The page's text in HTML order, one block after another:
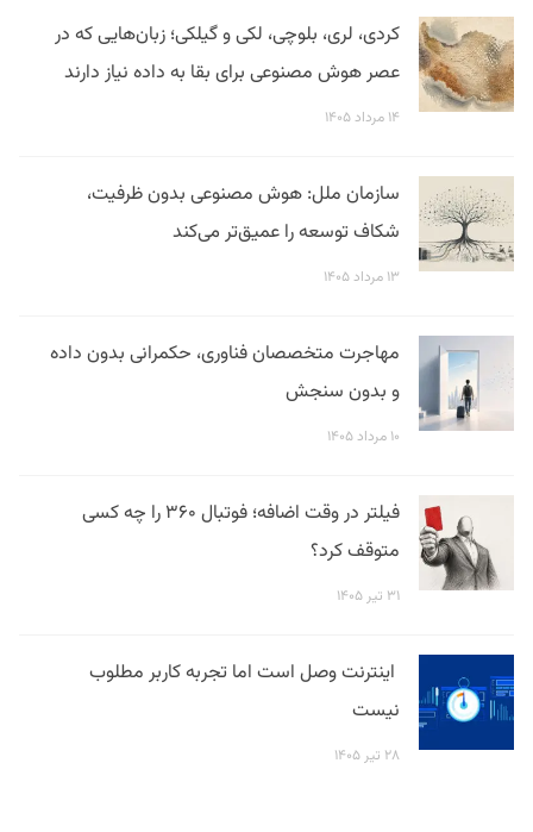
کردی، لری، بلوچی، لکی و گیلکی؛ زبان‌هایی که در
عصر هوش مصنوعی برای بقا به داده نیاز دارند
۱۴ مرداد ۱۴۰۵
سازمان ملل: هوش مصنوعی بدون ظرفیت،
شکاف توسعه را عمیق‌تر می‌کند
۱۳ مرداد ۱۴۰۵
مهاجرت متخصصان فناوری، حکمرانی بدون داده
و بدون سنجش
۱۰ مرداد ۱۴۰۵
فیلتر در وقت اضافه؛ فوتبال ۳۶۰ را چه کسی
متوقف کرد؟
۳۱ تیر ۱۴۰۵
اینترنت وصل است اما تجربه کاربر مطلوب
نیست
۲۸ تیر ۱۴۰۵